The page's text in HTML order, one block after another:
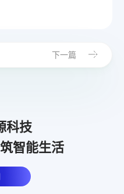
下一篇
科技
智能生活